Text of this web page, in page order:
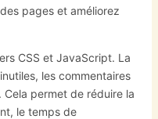
pages et améliorez
CSS et JavaScript. La
les commentaires
permet de réduire la
le temps de